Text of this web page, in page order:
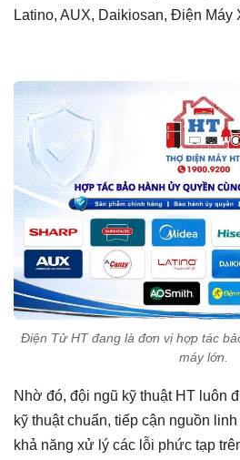
Latino, AUX, Daikiosan, Điện
Điện Tử HT đang là đơn vị hợp tác
máy lớn.
Nhờ đó, đội ngũ kỹ thuật HT luôn
kỹ thuật chuẩn, tiếp cận nguồn
khả năng xử lý các lỗi phức tạp